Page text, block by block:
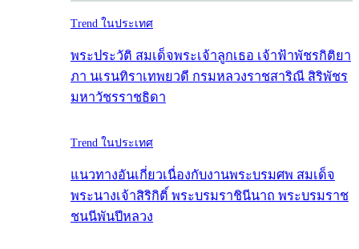
Trend ในประเทศ
พระประวัติ สมเด็จพระเจ้าลูกเธอ เจ้าฟ้าพัชรกิติยา
ภา นเรนทิราเทพยวดี กรมหลวงราชสาริณี สิริพัชร
มหาวัชรราชธิดา
Trend ในประเทศ
แนวทางอันเกี่ยวเนื่องกับงานพระบรมศพ สมเด็จ
พระนางเจ้าสิริกิติ์ พระบรมราชินีนาถ พระบรมราช
ชนนีพันปีหลวง